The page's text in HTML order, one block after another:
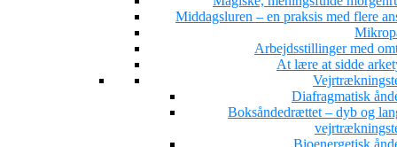
Middagsluren – en praksis med flere
Arbejdsstillinger med
At lære at sidde
Diafragmatisk
Boksåndedrættet – dyb og